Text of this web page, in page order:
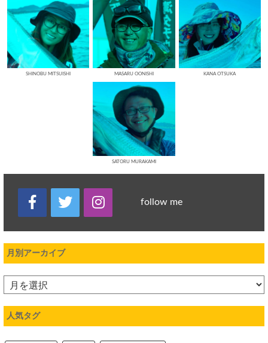
SHINOBU MITSUISHI MASARU OONISHI KANA OTSUKA
SATORU MURAKAMI
follow me
月別アーカイブ
人気タグ